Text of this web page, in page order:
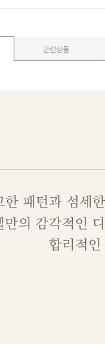
관련상품